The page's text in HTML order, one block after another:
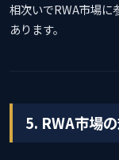
相次いでRWA市場に
あります。
5. RWA市場